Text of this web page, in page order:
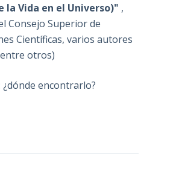
la Vida en el Universo)" ,
Consejo Superior de
Científicas, varios autores
otros)
encontrarlo?